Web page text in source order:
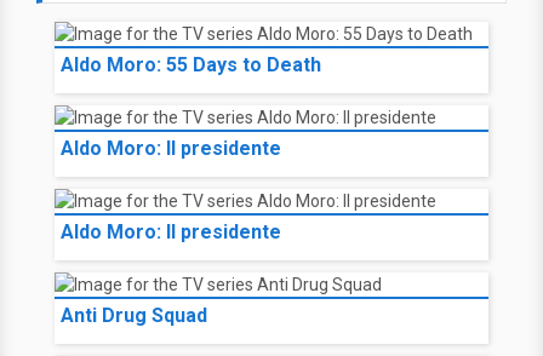
Aldo Moro: 55 Days to Death
Aldo Moro: Il presidente
Aldo Moro: Il presidente
Anti Drug Squad